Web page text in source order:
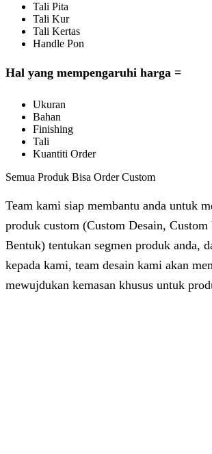
Tali Pita
Tali Kur
Tali Kertas
Handle Pon
Hal yang mempengaruhi harga =
Ukuran
Bahan
Finishing
Tali
Kuantiti Order
Semua Produk Bisa Order Custom
Team kami siap membantu anda untuk
produk custom (Custom Desain,
Bentuk) tentukan segmen produk anda,
kepada kami, team desain kami akan
mewujdukan kemasan khusus untuk